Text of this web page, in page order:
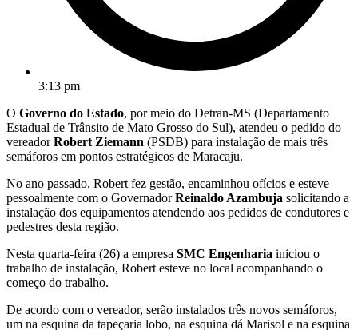
3:13 pm
O Governo do Estado, por meio do Detran-MS (Departamento
Estadual de Trânsito de Mato Grosso do Sul), atendeu o pedido do
vereadorRobert Ziemann (PSDB) para instalação de mais três
semáforos em pontos estratégicos de Maracaju.
No ano passado, Robert fez gestão, encaminhou ofícios e esteve
pessoalmente com o GovernadorReinaldo Azambuja solicitando a
instalação dos equipamentos atendendo aos pedidos de condutores e
pedestres desta região.
Nesta quarta-feira (26) a empresa SMC Engenharia iniciou o
trabalho de instalação, Robert esteve no local acompanhando o
começo do trabalho.
De acordo com o vereador, serão instalados três novos semáforos,
um na esquina da tapeçaria lobo, na esquina dá Marisol e na esquina